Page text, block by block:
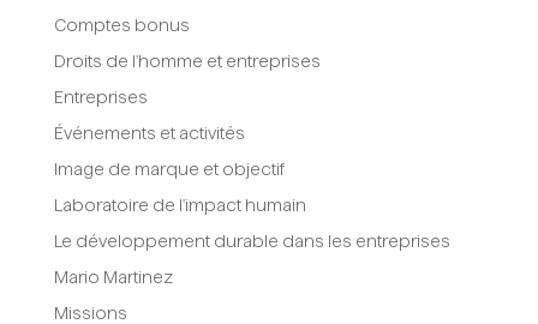
Comptes bonus
Droits de l'homme et entreprises
Entreprises
Événements et activités
Image de marque et objectif
Laboratoire de l'impact humain
Le développement durable dans les entreprises
Mario Martinez
Missions